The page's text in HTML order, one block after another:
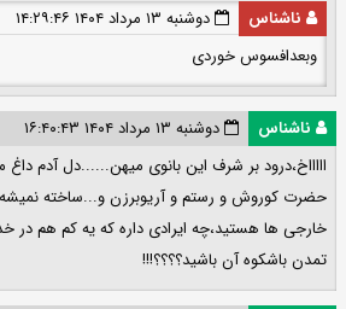
ناشناس
دوشنبه ۱۳ مرداد ۱۴۰۴ ۱۴:۲۹:۴۶
وبعدافسوس خوردی
ناشناس
دوشنبه ۱۳ مرداد ۱۴۰۴ ۱۶:۴۰:۴۳
اااااخ،درود بر شرف این بانوی میهن......دل آدم
حضرت کوروش و رستم و آریوبرزن و...ساخته
خارجی ها هستید،چه ایرادی داره که یه کم هم در
تمدن باشکوه آن باشید؟؟؟؟!!!